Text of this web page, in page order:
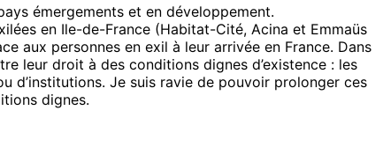
émergements et en développement.
en Ile-de-France (Habitat-Cité, Acina et Emmaüs
aux personnes en exil à leur arrivée en France. Dans
leur droit à des conditions dignes d’existence : les
d’institutions. Je suis ravie de pouvoir prolonger ces
dignes.